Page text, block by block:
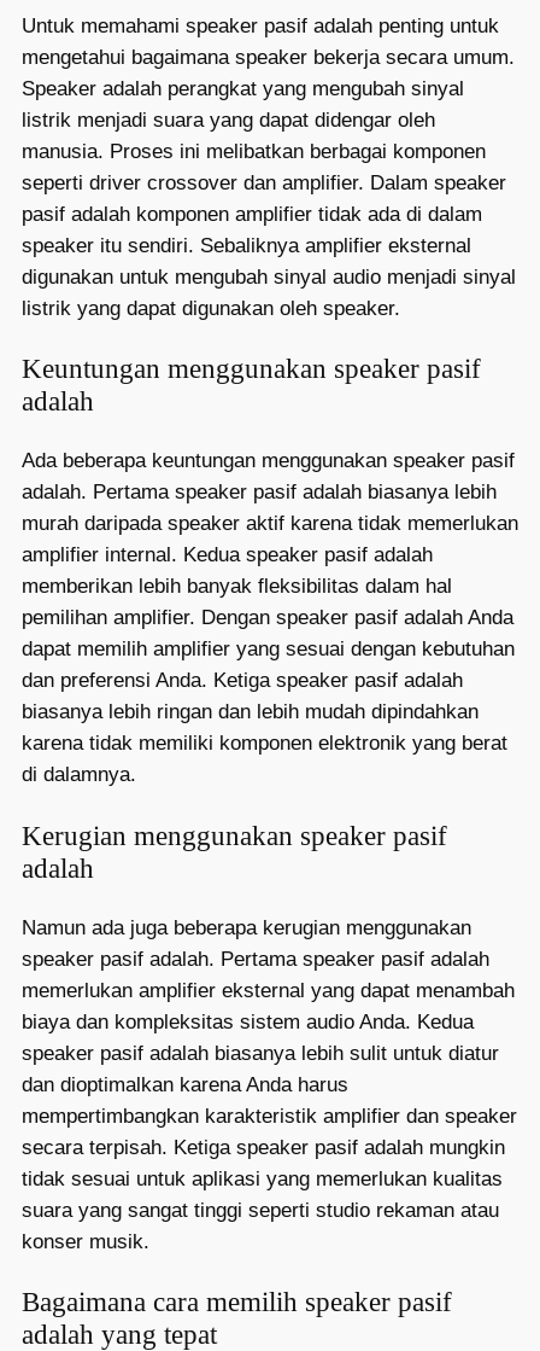
Untuk memahami speaker pasif adalah penting untuk
mengetahui bagaimana speaker bekerja secara umum.
Speaker adalah perangkat yang mengubah sinyal
listrik menjadi suara yang dapat didengar oleh
manusia. Proses ini melibatkan berbagai komponen
seperti driver crossover dan amplifier. Dalam speaker
pasif adalah komponen amplifier tidak ada di dalam
speaker itu sendiri. Sebaliknya amplifier eksternal
digunakan untuk mengubah sinyal audio menjadi sinyal
listrik yang dapat digunakan oleh speaker.
Keuntungan menggunakan speaker pasif
adalah
Ada beberapa keuntungan menggunakan speaker pasif
adalah. Pertama speaker pasif adalah biasanya lebih
murah daripada speaker aktif karena tidak memerlukan
amplifier internal. Kedua speaker pasif adalah
memberikan lebih banyak fleksibilitas dalam hal
pemilihan amplifier. Dengan speaker pasif adalah Anda
dapat memilih amplifier yang sesuai dengan kebutuhan
dan preferensi Anda. Ketiga speaker pasif adalah
biasanya lebih ringan dan lebih mudah dipindahkan
karena tidak memiliki komponen elektronik yang berat
di dalamnya.
Kerugian menggunakan speaker pasif
adalah
Namun ada juga beberapa kerugian menggunakan
speaker pasif adalah. Pertama speaker pasif adalah
memerlukan amplifier eksternal yang dapat menambah
biaya dan kompleksitas sistem audio Anda. Kedua
speaker pasif adalah biasanya lebih sulit untuk diatur
dan dioptimalkan karena Anda harus
mempertimbangkan karakteristik amplifier dan speaker
secara terpisah. Ketiga speaker pasif adalah mungkin
tidak sesuai untuk aplikasi yang memerlukan kualitas
suara yang sangat tinggi seperti studio rekaman atau
konser musik.
Bagaimana cara memilih speaker pasif
adalah yang tepat